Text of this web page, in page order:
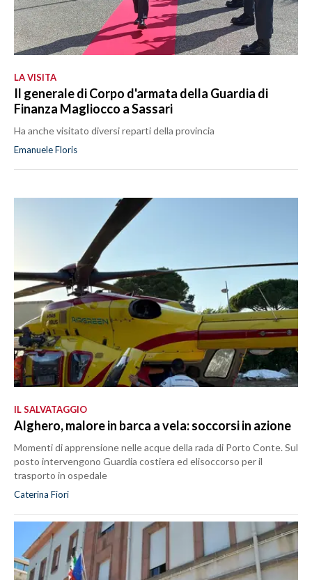
LA VISITA
Il generale di Corpo d'armata della Guardia di
Finanza Magliocco a Sassari
Ha anche visitato diversi reparti della provincia
Emanuele Floris
IL SALVATAGGIO
Alghero, malore in barca a vela: soccorsi in azione
Momenti di apprensione nelle acque della rada di Porto Conte. Sul
posto intervengono Guardia costiera ed elisoccorso per il
trasporto in ospedale
Caterina Fiori